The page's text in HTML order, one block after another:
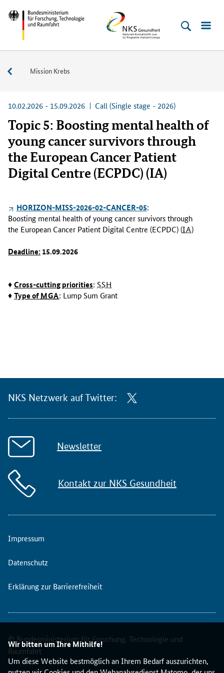
Wir bitten um Ihre Mithilfe!
Um diese Website bestmöglich an Ihrem Bedarf auszurichten,
Direkt
zum
Inhalt
(Eingabetaste)
Direkt
zum
Hauptmenu
(Eingabetaste)
Direkt
zur
Suche
(Eingabetaste)
Direkt
zur
Fußleiste
(Enter)
Bundesministerium
und
NKS
Gesundheit
Aktuelle
Mission Krebs
10.02.2026 - 15.09.2026 Call (Single stage - 2026)
Topic 5: Boosting mental health of
young cancer survivors through
the European Cancer Patient
Digital Centre (ECPDC) (IA)
HORIZON-MISS-2026-02-CANCER-05:
Boosting mental health of young cancer survivors through
the European Cancer Patient Digital Centre (ECPDC) (IA)
Deadline:15.09.2026
♦Cross-cutting priorities: SSH
♦Type ofMGA: Lump Sum Grant
NKS Netzwerk auf Twitter:
Newsletter
Kontakt zur NKS Gesundheit
Impressum
Datenschutz
Erklärung zur Barrierefreiheit
© Bundesministerium für Forschung, Technologie und
Raumfahrt